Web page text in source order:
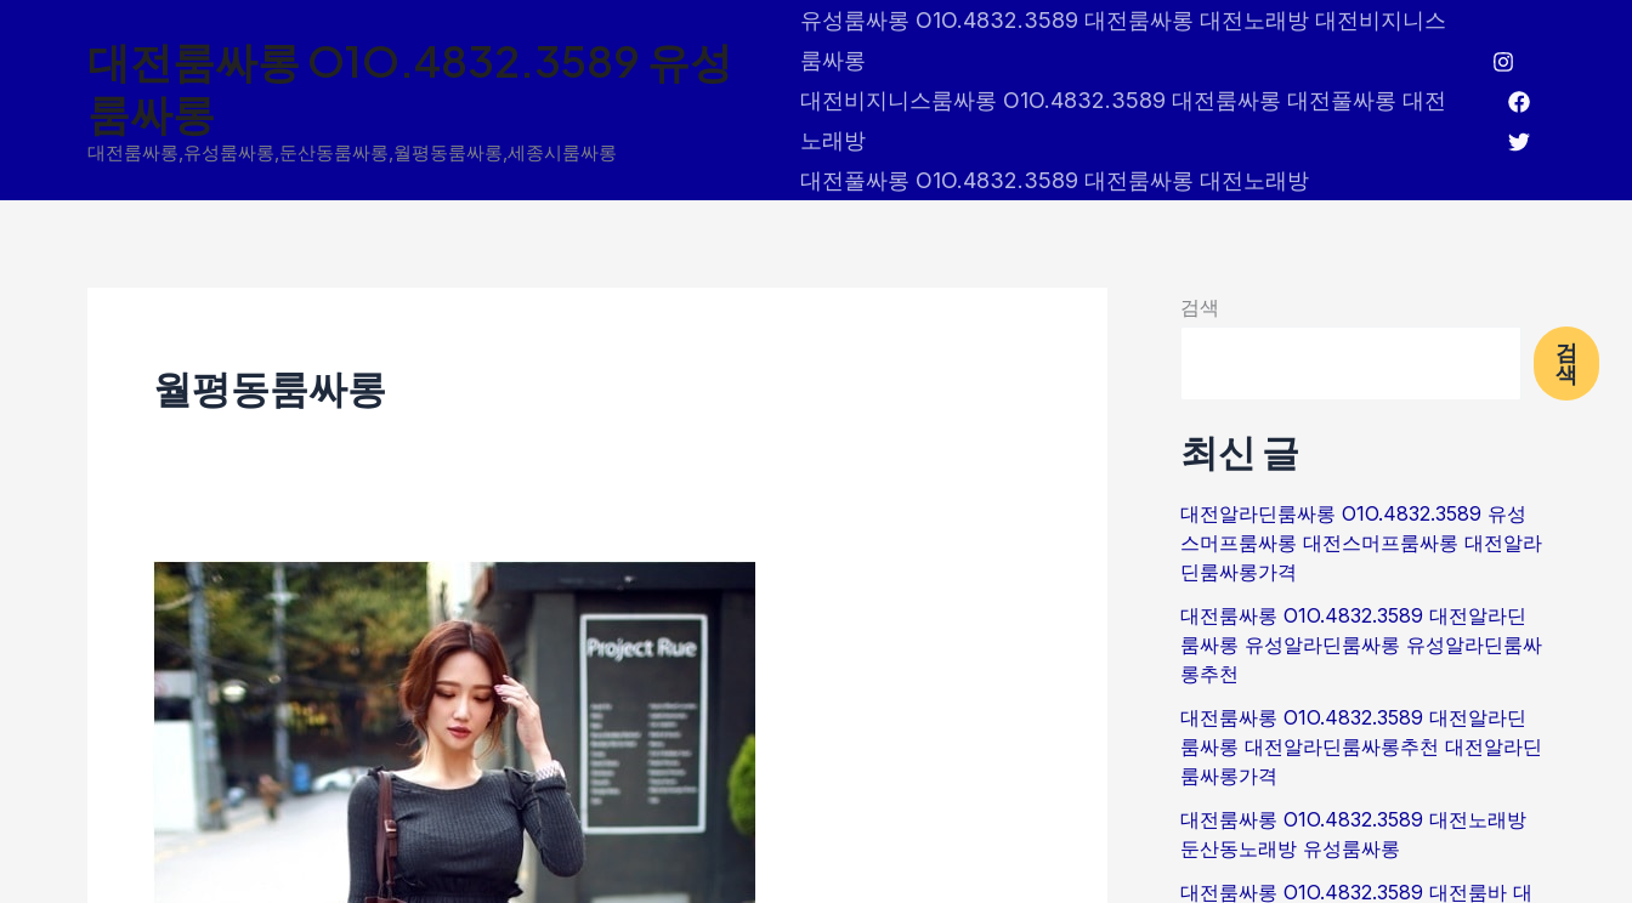
대전룸싸롱 O1O.4832.3589 유성
룸싸롱
대전룸싸롱,유성룸싸롱,둔산동룸싸롱,월평동룸싸롱,세종시룸싸롱
유성룸싸롱 O1O.4832.3589 대전룸싸롱 대전노래방 대전비지니스
룸싸롱
대전비지니스룸싸롱 O1O.4832.3589 대전룸싸롱 대전풀싸롱 대전
노래방
대전풀싸롱 O1O.4832.3589 대전룸싸롱 대전노래방
월평동룸싸롱
유
성
노
래
방
검색
검
색
최신 글
대전알라딘룸싸롱 O1O.4832.3589 유성
스머프룸싸롱 대전스머프룸싸롱 대전알라
딘룸싸롱가격
대전룸싸롱 O1O.4832.3589 대전알라딘
룸싸롱 유성알라딘룸싸롱 유성알라딘룸싸
롱추천
대전룸싸롱 O1O.4832.3589 대전알라딘
룸싸롱 대전알라딘룸싸롱추천 대전알라딘
룸싸롱가격
대전룸싸롱 O1O.4832.3589 대전노래방
둔산동노래방 유성룸싸롱
대전룸싸롱 O1O.4832.3589 대전룸바 대